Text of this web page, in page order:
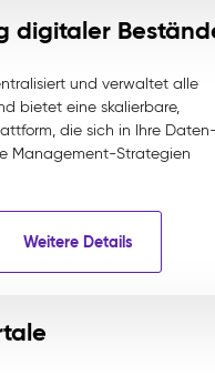
digitaler
und verwaltet alle
bietet eine skalierbare,
die sich in Ihre
Management-Strategien
Weitere Details